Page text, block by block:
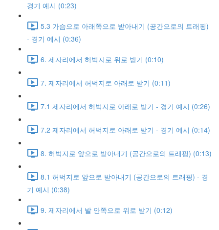
경기 예시 (0:23)
5.3 가슴으로 아래쪽으로 받아내기 (공간으로의 트래핑)
- 경기 예시 (0:36)
6. 제자리에서 허벅지로 위로 받기 (0:10)
7. 제자리에서 허벅지로 아래로 받기 (0:11)
7.1 제자리에서 허벅지로 아래로 받기 - 경기 예시 (0:26)
7.2 제자리에서 허벅지로 아래로 받기 - 경기 예시 (0:14)
8. 허벅지로 앞으로 받아내기 (공간으로의 트래핑) (0:13)
8.1 허벅지로 앞으로 받아내기 (공간으로의 트래핑) - 경
기 예시 (0:38)
9. 제자리에서 발 안쪽으로 위로 받기 (0:12)